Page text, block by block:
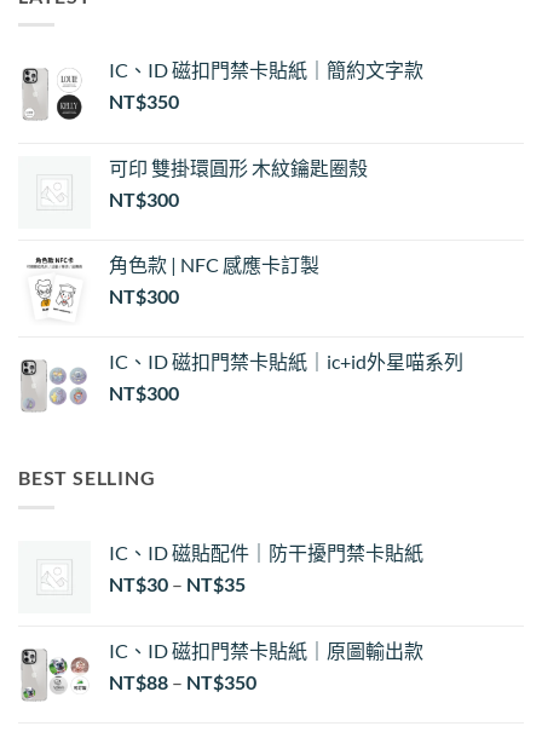
IC、ID 磁扣門禁卡貼紙｜簡約文字款
NT$350
可印 雙掛環圓形 木紋鑰匙圈殼
NT$300
角色款 | NFC 感應卡訂製
NT$300
IC、ID 磁扣門禁卡貼紙｜ic+id外星喵系列
NT$300
BEST SELLING
IC、ID 磁貼配件｜防干擾門禁卡貼紙
NT$30 – NT$35價
圍：
NT$30
IC、ID 磁扣門禁卡貼紙｜原圖輸出款
NT$88 – NT$350